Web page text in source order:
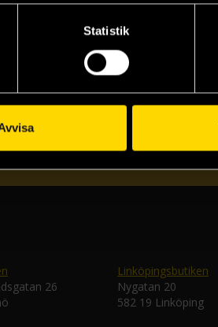
Statistik
vårt nyhetsbrev
26
Linköpingsbutiken
Nygatan 20
582 19 Linköping